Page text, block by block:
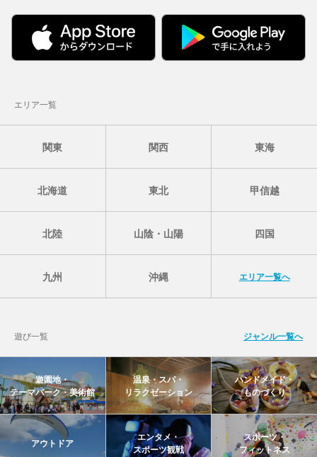
エリア一覧
関東 関西 東海
北海道 東北 甲信越
北陸 山陰・山陽 四国
九州 沖縄 エリア一覧へ
遊び一覧 ジャンル一覧へ
遊園地・
テーマパーク・美術館
温泉・スパ・
リラクゼーション
ハンドメイド・
ものづくり
アウトドア
エンタメ・
スポーツ観戦
スポーツ・
フィットネス